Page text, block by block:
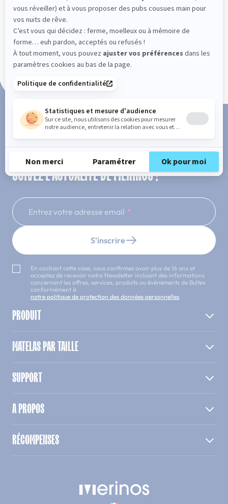
101 nuits d'essai*
Paiement en 3x ou 4x sans frais
SUIVEZ L'ACTUALITÉ DE MERINOS !
Entrez votre adresse email
S'inscrire
En cochant cette case, vous confirmez avoir plus de 16 ans et
acceptez de recevoir notre Newsletter incluant des informations
concernant les offres, services, produits ou évènements de Bultex
conformément à
notre politique de protection des données personnelles.
PRODUIT
MATELAS PAR TAILLE
SUPPORT
A PROPOS
RÉCOMPENSES